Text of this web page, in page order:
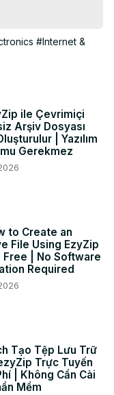
или перетащите
некоторое
чтобы сохранить
папке
ezyzip/
ezyzip/
#Internet &
ile Çevrimiçi
Arşiv Dosyası
| Yazılım
Gerekmez
to Create an
File Using EzyZip
Free | No Software
Required
Tạo Tệp Lưu Trữ
Trực Tuyến
| Không Cần Cài
Mềm